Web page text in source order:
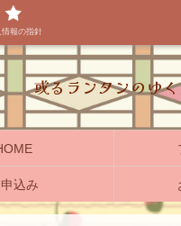
或るランタンのゆ
込み
情報の指針